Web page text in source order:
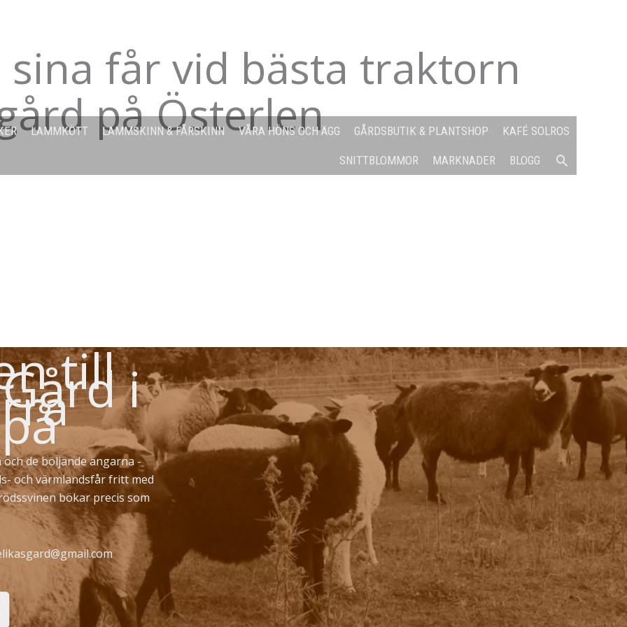
LAMMKÖTT LAMMSKINN & FÅRSKINN VÅRA HÖNS OCH ÄGG GÅRDSBUTIK & PLANTSHOP KAFÉ SOLROS
SNITTBLOMMOR MARKNADER BLOGG SÖK
sina får vid bästa traktorn
på Österlen
till i
de böljande ängarna -
och värmlandsfår fritt med
bökar precis som